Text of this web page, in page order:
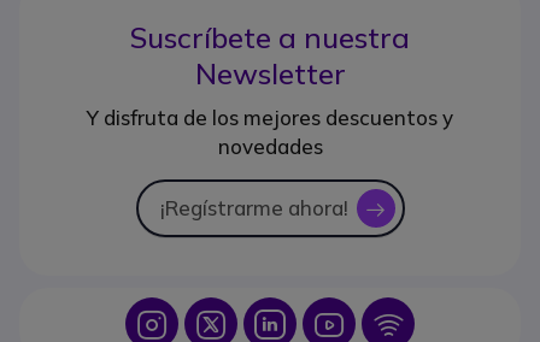
Suscríbete a nuestra
Newsletter
Y disfruta de los mejores descuentos y
novedades
¡Regístrarme ahora! icon
Icon IconIcon Icon Icon